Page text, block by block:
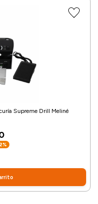
Supreme Drill Meliné